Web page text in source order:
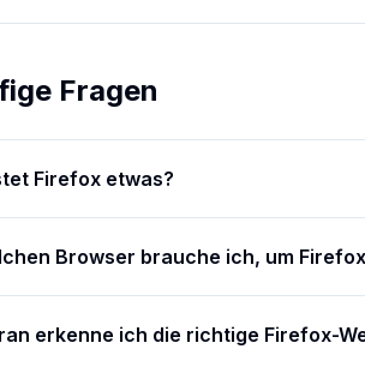
Fragen
Firefox etwas?
Browser brauche ich, um
erkenne ich die richtige Firefox-